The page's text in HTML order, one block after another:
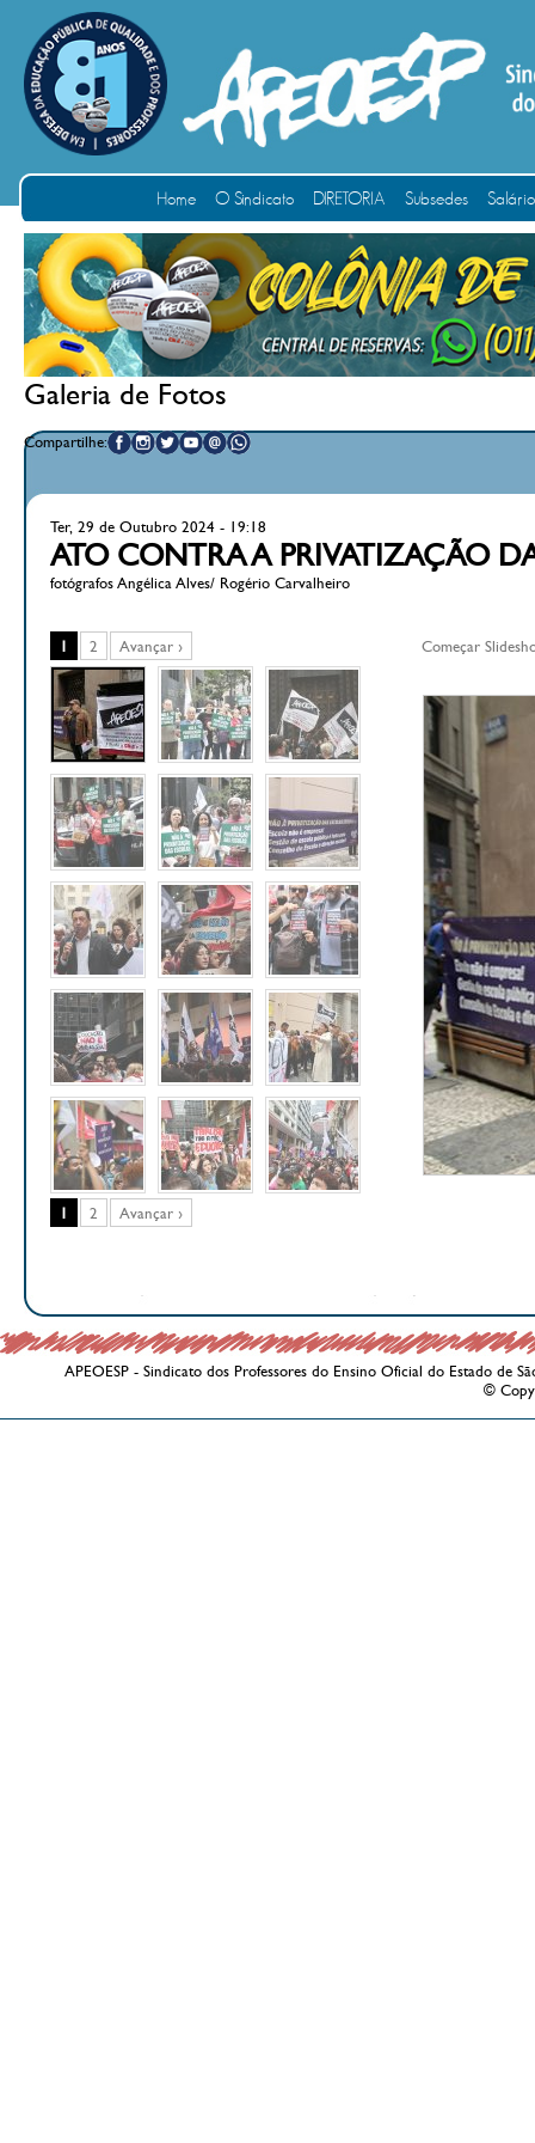
Home O Sindicato DIRETORIA Subsedes
Galeria de Fotos
Compartilhe:
Ter, 29 de Outubro 2024 - 19:18
ATO CONTRA A PRIVATIZAÇÃO
fotógrafos Angélica Alves/ Rogério Carvalheiro
Começar
1 2 Avançar ›
1 2 Avançar ›
APEOESP - Sindicato dos Professores do Ensino Oficial do Estado de
©